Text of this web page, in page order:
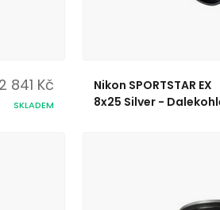
2 841 Kč
SKLADEM
Nikon SPORTSTAR EX
8x25 Silver -